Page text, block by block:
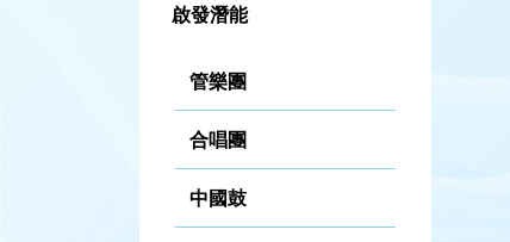
啟發潛能
管樂團
合唱團
中國鼓